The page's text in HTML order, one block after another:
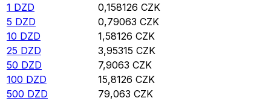
1 DZD 0,158126 CZK
5 DZD 0,79063 CZK
10 DZD 1,58126 CZK
25 DZD 3,95315 CZK
50 DZD 7,9063 CZK
100 DZD 15,8126 CZK
500 DZD 79,063 CZK